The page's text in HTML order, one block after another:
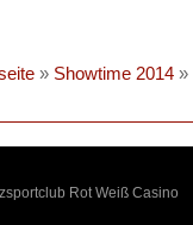
» Showtime 2014 »
Rot Weiß Casino